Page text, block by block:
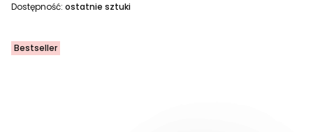
Dostępność: ostatnie sztuki
Bestseller